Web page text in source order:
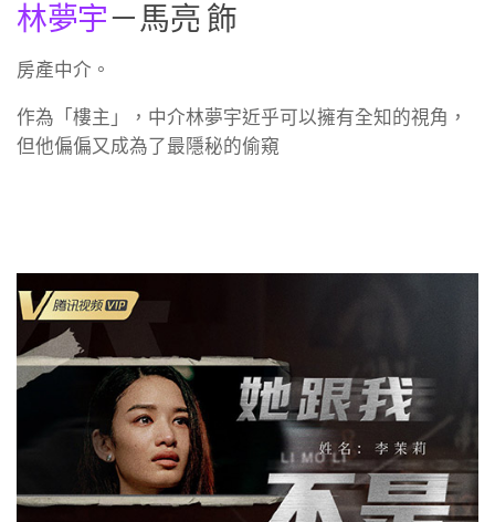
林夢宇－馬亮 飾
房產中介。
作為「樓主」，中介林夢宇近乎可以擁有全知的視角，
但他偏偏又成為了最隱秘的偷窺